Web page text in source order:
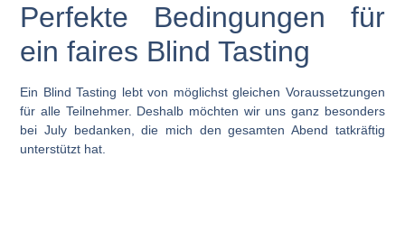
Perfekte Bedingungen für
ein faires Blind Tasting
Ein Blind Tasting lebt von möglichst gleichen Voraussetzungen
für alle Teilnehmer. Deshalb möchten wir uns ganz besonders
beiJuly bedanken, die mich den gesamten Abend tatkräftig
unterstützt hat.